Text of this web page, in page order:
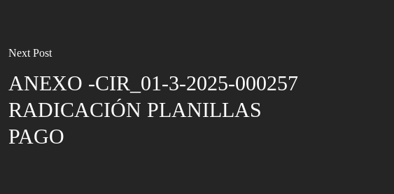
Next Post
ANEXO -CIR_01-3-2025-000257
RADICACIÓN PLANILLAS
PAGO